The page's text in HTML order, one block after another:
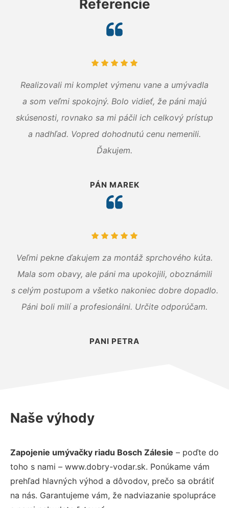
Referencie
Realizovali mi komplet výmenu vane a umývadla
a som veľmi spokojný. Bolo vidieť, že páni majú
skúsenosti, rovnako sa mi páčil ich celkový prístup
a nadhľad. Vopred dohodnutú cenu nemenili.
Ďakujem.
PÁN MAREK
Veľmi pekne ďakujem za montáž sprchového kúta.
Mala som obavy, ale páni ma upokojili, oboznámili
s celým postupom a všetko nakoniec dobre dopadlo.
Páni boli milí a profesionálni. Určite odporúčam.
PANI PETRA
Naše výhody
Zapojenie umývačky riadu Bosch Zálesie – poďte do
toho s nami – www.dobry-vodar.sk. Ponúkame vám
prehľad hlavných výhod a dôvodov, prečo sa obrátiť
na nás. Garantujeme vám, že nadviazanie spolupráce